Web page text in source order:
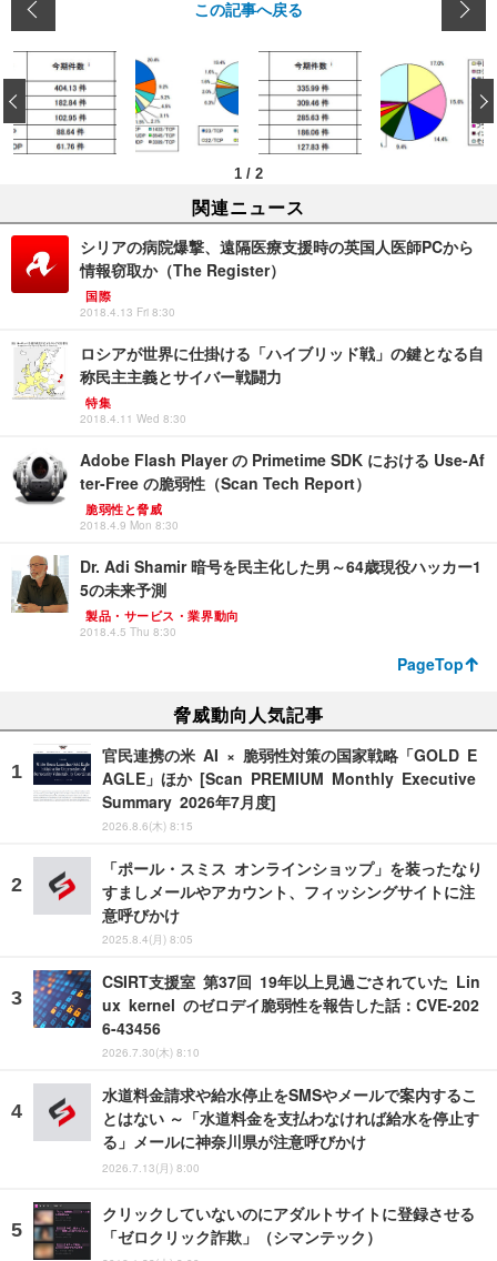
この記事へ戻る
1 / 2
‹
関連ニュース
シリアの病院爆撃、遠隔医療支援時の英国人医師PCから
情報窃取か（The Register）
国際
2018.4.13 Fri 8:30
ロシアが世界に仕掛ける「ハイブリッド戦」の鍵となる自
称民主主義とサイバー戦闘力
特集
2018.4.11 Wed 8:30
Adobe Flash Player の Primetime SDK における Use-Af
ter-Free の脆弱性（Scan Tech Report）
脆弱性と脅威
2018.4.9 Mon 8:30
Dr. Adi Shamir 暗号を民主化した男～64歳現役ハッカー1
5の未来予測
製品・サービス・業界動向
2018.4.5 Thu 8:30
PageTop
脅威動向人気記事
官民連携の米 AI × 脆弱性対策の国家戦略「GOLD E
AGLE」ほか [Scan PREMIUM Monthly Executive
Summary 2026年7月度]
2026.8.6(木) 8:15
「ポール・スミス オンラインショップ」を装ったなり
すましメールやアカウント、フィッシングサイトに注
意呼びかけ
2025.8.4(月) 8:05
CSIRT支援室 第37回 19年以上見過ごされていた Lin
ux kernel のゼロデイ脆弱性を報告した話：CVE-202
6-43456
2026.7.30(木) 8:10
水道料金請求や給水停止をSMSやメールで案内するこ
とはない ～「水道料金を支払わなければ給水を停止す
る」メールに神奈川県が注意呼びかけ
2026.7.13(月) 8:00
クリックしていないのにアダルトサイトに登録させる
「ゼロクリック詐欺」（シマンテック）